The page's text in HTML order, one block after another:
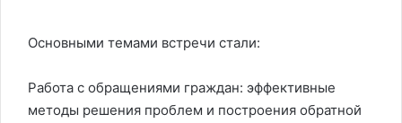
Основными темами встречи стали:
Работа с обращениями граждан: эффективные
методы решения проблем и построения обратной